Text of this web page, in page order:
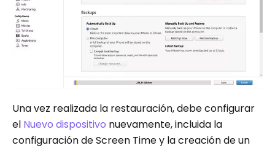
Una vez realizada la restauración, debe configurar
el Nuevo dispositivo nuevamente, incluida la
configuración de Screen Time y la creación de un